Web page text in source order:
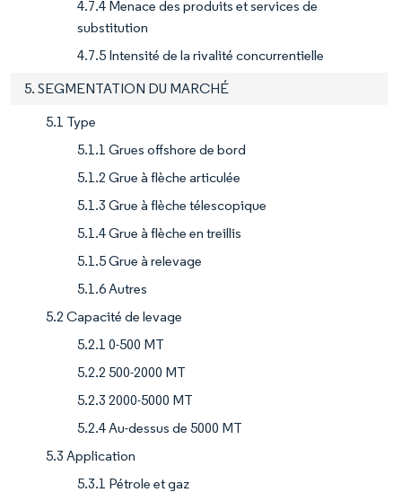
4.7.4 Menace des produits et services de
substitution
4.7.5 Intensité de la rivalité concurrentielle
5. SEGMENTATION DU MARCHÉ
5.1 Type
5.1.1 Grues offshore de bord
5.1.2 Grue à flèche articulée
5.1.3 Grue à flèche télescopique
5.1.4 Grue à flèche en treillis
5.1.5 Grue à relevage
5.1.6 Autres
5.2 Capacité de levage
5.2.1 0-500 MT
5.2.2 500-2000 MT
5.2.3 2000-5000 MT
5.2.4 Au-dessus de 5000 MT
5.3 Application
5.3.1 Pétrole et gaz